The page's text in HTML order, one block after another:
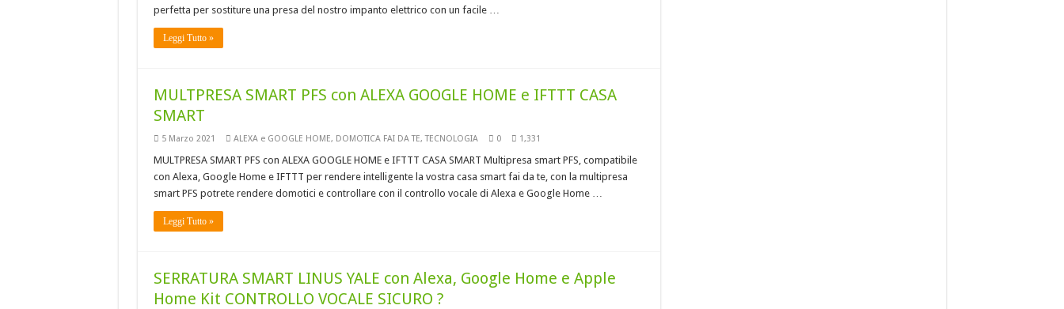
perfetta per sostiture una presa del nostro impanto elettrico con un facile …
Leggi Tutto »
MULTPRESA SMART PFS con ALEXA GOOGLE HOME e IFTTT CASA
SMART
5 Marzo 2021 ALEXA e GOOGLE HOME, DOMOTICA FAI DA TE,TECNOLOGIA 0 1,331
MULTPRESA SMART PFS con ALEXA GOOGLE HOME e IFTTT CASA SMART Multipresa smart PFS, compatibile
con Alexa, Google Home e IFTTT per rendere intelligente la vostra casa smart fai da te, con la multipresa
smart PFS potrete rendere domotici e controllare con il controllo vocale di Alexa e Google Home …
Leggi Tutto »
SERRATURA SMART LINUS YALE con Alexa, Google Home e Apple
Home Kit CONTROLLO VOCALE SICURO ?